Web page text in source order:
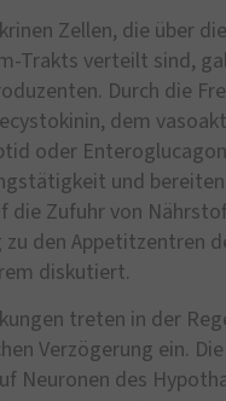
Zellen, die über
Trakts verteilt sind,
Durch die
dem
oder
und
die Zufuhr von
zu den Appetitzentren
diskutiert.
treten in der
Verzögerung ein. Die
Neuronen des